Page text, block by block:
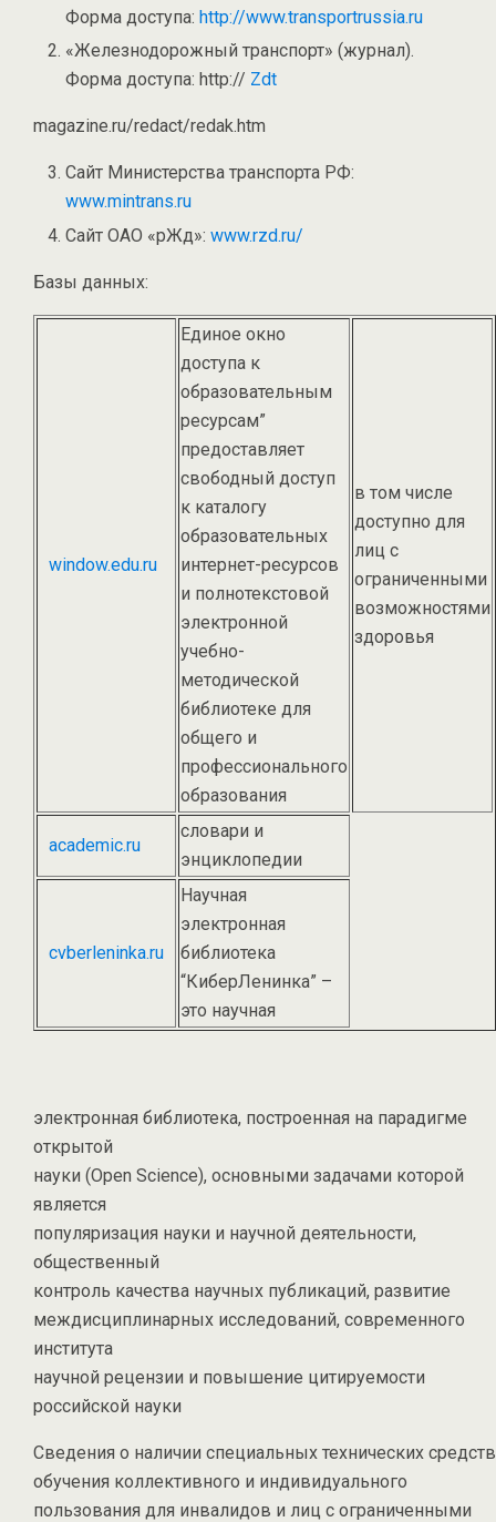
Форма доступа:http://www.transportrussia.ru
«Железнодорожный транспорт» (журнал).
Форма доступа: http:// Zdt
magazine.ru/redact/redak.htm
Сайт Министерства транспорта РФ:
www.mintrans.ru
Сайт ОАО «рЖд»:www.rzd.ru/
Базы данных:
window.edu.ru
Единое окно
доступа к
образовательным
ресурсам”
предоставляет
свободный доступ
к каталогу
образовательных
интернет-ресурсов
и полнотекстовой
электронной
учебно-
методической
библиотеке для
общего и
профессионального
образования
в том числе
доступно для
лиц с
ограниченными
возможностями
здоровья
academic.ru
словари и
энциклопедии
cvberleninka.ru
Научная
электронная
библиотека
“КиберЛенинка” –
это научная
электронная библиотека, построенная на парадигме
открытой
науки (Open Science), основными задачами которой
является
популяризация науки и научной деятельности,
общественный
контроль качества научных публикаций, развитие
междисциплинарных исследований, современного
института
научной рецензии и повышение цитируемости
российской науки
Сведения о наличии специальных технических средств
обучения коллективного и индивидуального
пользования для инвалидов и лиц с ограниченными